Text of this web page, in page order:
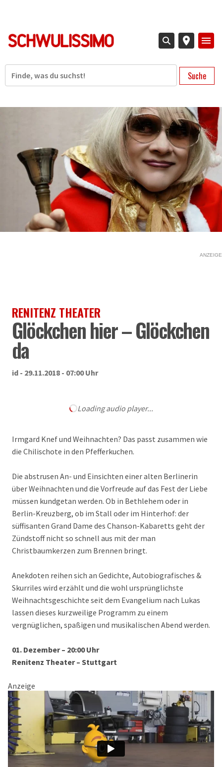
Suche
ANZEIGE
RENITENZ THEATER
Glöckchen hier – Glöckchen
da
id - 29.11.2018 - 07:00 Uhr
Loading audio player...
Irmgard Knef und Weihnachten? Das passt zusammen wie
die Chilischote in den Pfefferkuchen.
Die abstrusen An- und Einsichten einer alten Berlinerin
über Weihnachten und die Vorfreude auf das Fest der Liebe
müssen kundgetan werden. Ob in Bethlehem oder in
Berlin-Kreuzberg, ob im Stall oder im Hinterhof: der
süffisanten Grand Dame des Chanson-Kabaretts geht der
Zündstoff nicht so schnell aus mit der man
Christbaumkerzen zum Brennen bringt.
Anekdoten reihen sich an Gedichte, Autobiografisches &
Skurriles wird erzählt und die wohl ursprünglichste
Weihnachtsgeschichte seit dem Evangelium nach Lukas
lassen dieses kurzweilige Programm zu einem
vergnüglichen, spaßigen und musikalischen Abend werden.
01. Dezember – 20:00 Uhr
Renitenz Theater – Stuttgart
Anzeige